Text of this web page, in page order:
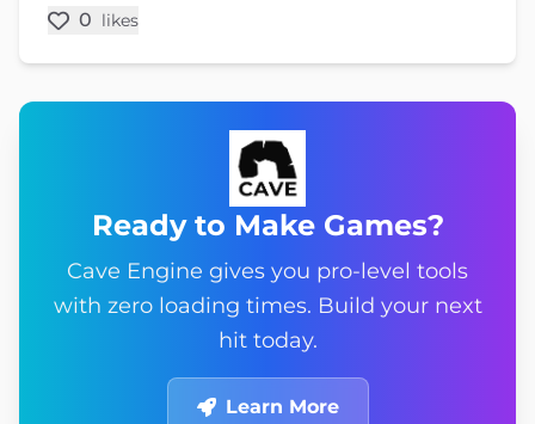
0 likes
Ready to Make Games?
Cave Engine gives you pro-level tools
with zero loading times. Build your next
hit today.
Learn More